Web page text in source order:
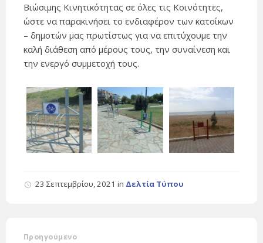
Βιώσιμης Κινητικότητας σε όλες τις Κοινότητες,
ώστε να παρακινήσει το ενδιαφέρον των κατοίκων
– δημοτών μας πρωτίστως για να επιτύχουμε την
καλή διάθεση από μέρους τους, την συναίνεση και
την ενεργό συμμετοχή τους.
23 Σεπτεμβρίου, 2021 in Δελτία Τύπου
Προηγούμενο